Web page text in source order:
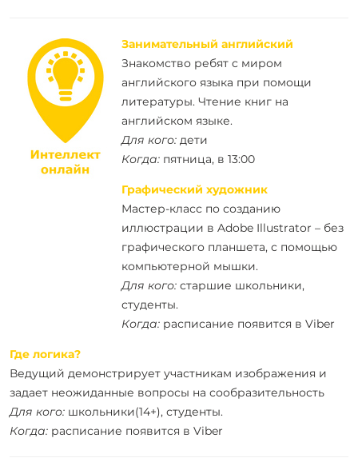
Занимательный английский
Знакомство ребят с миром
английского языка при помощи
литературы. Чтение книг на
английском языке.
Для кого: дети
Когда: пятница, в 13:00
Графический художник
Мастер-класс по созданию
иллюстрации в Adobe Illustrator – без
графического планшета, с помощью
компьютерной мышки.
Для кого: старшие школьники,
студенты.
Когда: расписание появится в Viber
Где логика?
Ведущий демонстрирует участникам изображения и
задает неожиданные вопросы на сообразительность
Для кого: школьники(14+), студенты.
Когда: расписание появится в Viber